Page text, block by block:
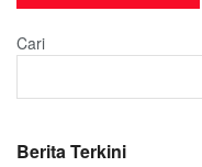
Cari
Berita Terkini